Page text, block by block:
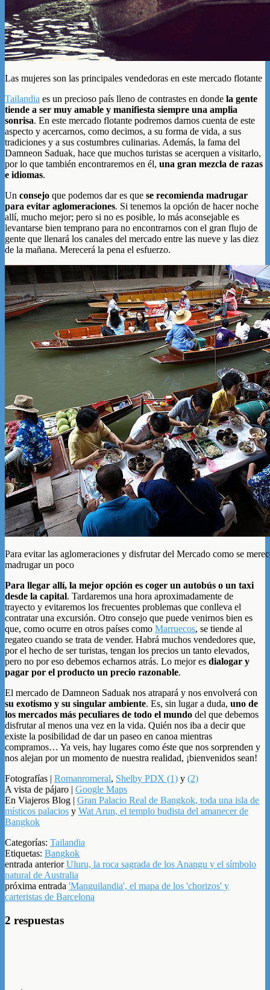
Las mujeres son las principales vendedoras en este mercado flotante
Tailandia es un precioso país lleno de contrastes en donde la gente
tiende a ser muy amable y manifiesta siempre una amplia
sonrisa. En este mercado flotante podremos darnos cuenta de este
aspecto y acercarnos, como decimos, a su forma de vida, a sus
tradiciones y a sus costumbres culinarias. Además, la fama del
Damneon Saduak, hace que muchos turistas se acerquen a visitarlo,
por lo que también encontraremos en él, una gran mezcla de razas
e idiomas.
Un consejo que podemos dar es que se recomienda madrugar
para evitar aglomeraciones. Si tenemos la opción de hacer noche
allí, mucho mejor; pero si no es posible, lo más aconsejable es
levantarse bien temprano para no encontrarnos con el gran flujo de
gente que llenará los canales del mercado entre las nueve y las diez
de la mañana. Merecerá la pena el esfuerzo.
Para evitar las aglomeraciones y disfrutar del Mercado como se
madrugar un poco
Para llegar allí, la mejor opción es coger un autobús o un taxi
desde la capital. Tardaremos una hora aproximadamente de
trayecto y evitaremos los frecuentes problemas que conlleva el
contratar una excursión. Otro consejo que puede venirnos bien es
que, como ocurre en otros países como Marruecos, se tiende al
regateo cuando se trata de vender. Habrá muchos vendedores que,
por el hecho de ser turistas, tengan los precios un tanto elevados,
pero no por eso debemos echarnos atrás. Lo mejor es dialogar y
pagar por el producto un precio razonable.
El mercado de Damneon Saduak nos atrapará y nos envolverá con
su exotismo y su singular ambiente. Es, sin lugar a duda, uno de
los mercados más peculiares de todo el mundo del que debemos
disfrutar al menos una vez en la vida. Quién nos iba a decir que
existe la posibilidad de dar un paseo en canoa mientras
compramos… Ya veis, hay lugares como éste que nos sorprenden y
nos alejan por un momento de nuestra realidad, ¡bienvenidos sean!
Fotografías | Romanromeral, Shelby PDX (1) y (2)
A vista de pájaro | Google Maps
En Viajeros Blog | Gran Palacio Real de Bangkok, toda una isla de
místicos palacios y Wat Arun, el templo budista del amanecer de
Bangkok
Categorías: Tailandia
Etiquetas: Bangkok
entrada anteriorUluru, la roca sagrada de los Anangu y el símbolo
natural de Australia
próxima entrada 'Manguilandia', el mapa de los 'chorizos' y
carteristas de Barcelona
2 respuestas